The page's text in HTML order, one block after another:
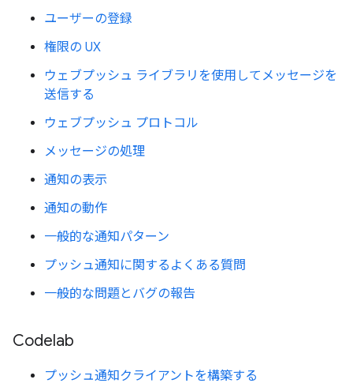
ユーザーの登録
権限の UX
ウェブプッシュ ライブラリを使用してメッセージを
送信する
ウェブプッシュ プロトコル
メッセージの処理
通知の表示
通知の動作
一般的な通知パターン
プッシュ通知に関するよくある質問
一般的な問題とバグの報告
Codelab
プッシュ通知クライアントを構築する